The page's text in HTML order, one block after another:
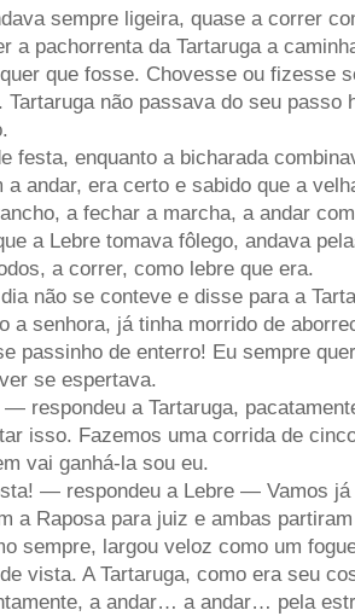
sempre ligeira, quase a correr
a pachorrenta da Tartaruga a
que fosse. Chovesse ou fizesse
Tartaruga não passava do seu passo
festa, enquanto a bicharada
a andar, era certo e sabido que a
a fechar a marcha, a andar
a Lebre tomava fôlego, andava
a correr, como lebre que era.
não se conteve e disse para a
a senhora, já tinha morrido de
passinho de enterro! Eu sempre
se espertava.
— respondeu a Tartaruga,
isso. Fazemos uma corrida de
vai ganhá-la sou eu.
— respondeu a Lebre — Vamos
a Raposa para juiz e ambas
sempre, largou veloz como um
vista. A Tartaruga, como era seu
a andar… a andar… pela